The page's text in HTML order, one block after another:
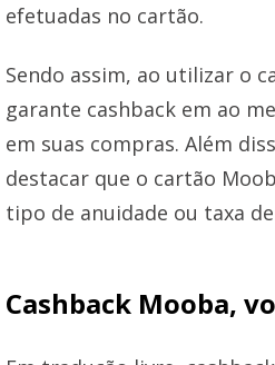
efetuadas no cartão.
Sendo assim, ao utilizar o
garante cashback em ao
em suas compras. Além
destacar que o cartão
tipo de anuidade ou taxa
Cashback Mooba,